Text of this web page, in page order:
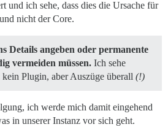
und ich sehe, dass dies die Ursache für
nicht der Core.
Details angeben oder permanente
vermeiden müssen. Ich sehe
kein Plugin, aber Auszüge überall (!)
ich werde mich damit eingehend
in unserer Instanz vor sich geht.